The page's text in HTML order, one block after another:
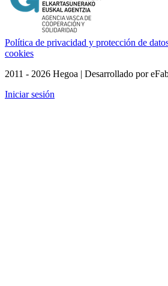
Política de privacidad y protección de
cookies
2011 - 2026 Hegoa | Desarrollado por
Iniciar sesión